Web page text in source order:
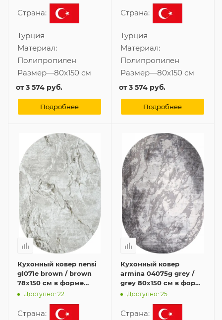
Страна:
Турция
Материал:
Полипропилен
Размер—80x150 см
от3 574 руб.
Подробнее
Страна:
Турция
Материал:
Полипропилен
Размер—80x150 см
от3 574 руб.
Подробнее
Кухонный ковер nensi
gl071e brown / brown
78x150 см в форме
овала
Доступно: 22
Страна:
Кухонный ковер
armina 04075g grey /
grey 80x150 см в форме
овала
Доступно: 25
Страна: